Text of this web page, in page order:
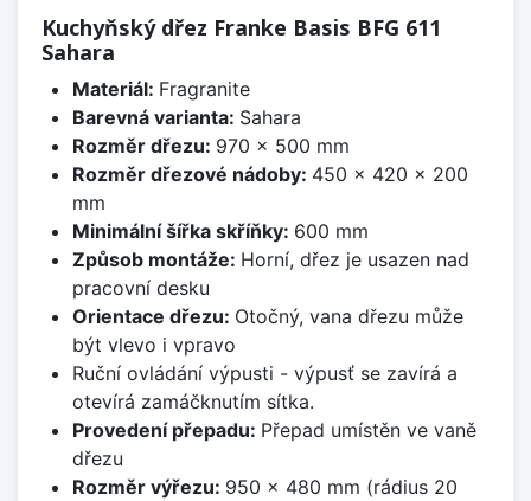
Kuchyňský dřez Franke Basis BFG 611
Sahara
Materiál: Fragranite
Barevná varianta: Sahara
Rozměr dřezu: 970 x 500 mm
Rozměr dřezové nádoby: 450 x 420 x 200
mm
Minimální šířka skříňky: 600 mm
Způsob montáže: Horní, dřez je usazen nad
pracovní desku
Orientace dřezu: Otočný, vana dřezu může
být vlevo i vpravo
Ruční ovládání výpusti - výpusť se zavírá a
otevírá zamáčknutím sítka.
Provedení přepadu: Přepad umístěn ve vaně
dřezu
Rozměr výřezu: 950 x 480 mm (rádius 20